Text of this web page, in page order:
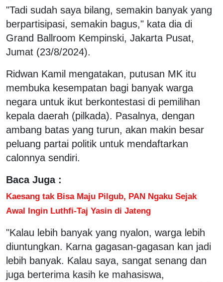
"Tadi sudah saya bilang, semakin banyak yang
berpartisipasi, semakin bagus," kata dia di
Grand Ballroom Kempinski, Jakarta Pusat,
Jumat (23/8/2024).
Ridwan Kamil mengatakan, putusan MK itu
membuka kesempatan bagi banyak warga
negara untuk ikut berkontestasi di pemilihan
kepala daerah (pilkada). Pasalnya, dengan
ambang batas yang turun, akan makin besar
peluang partai politik untuk mendaftarkan
calonnya sendiri.
Baca Juga :
Kaesang tak Bisa Maju Pilgub, PAN Ngaku Sejak
Awal Ingin Luthfi-Taj Yasin di Jateng
"Kalau lebih banyak yang nyalon, warga lebih
diuntungkan. Karna gagasan-gagasan kan jadi
lebih banyak. Kalau saya, sangat senang dan
juga berterima kasih ke mahasiswa,